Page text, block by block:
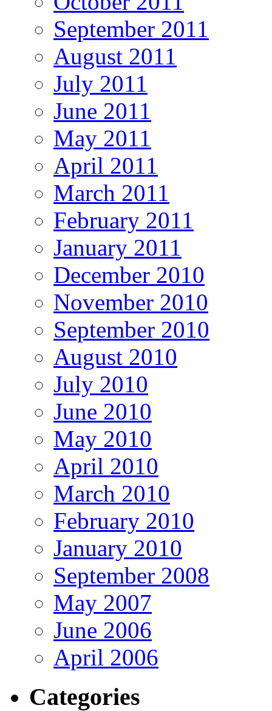
September 2011
August 2011
July 2011
June 2011
May 2011
April 2011
March 2011
February 2011
January 2011
December 2010
November 2010
September 2010
August 2010
July 2010
June 2010
May 2010
April 2010
March 2010
February 2010
January 2010
September 2008
May 2007
June 2006
April 2006
Categories